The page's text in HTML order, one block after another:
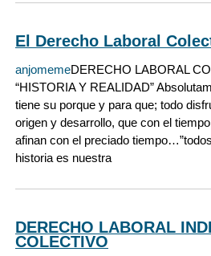
El Derecho Laboral
anjomemeDERECHO LABORAL
“HISTORIA Y REALIDAD”
tiene su porque y para que; todo
origen y desarrollo, que con el
afinan con el preciado
historia es nuestra
DERECHO LABORAL
COLECTIVO